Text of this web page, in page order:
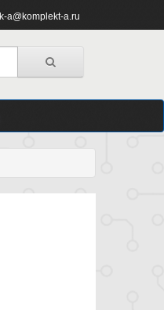
k-a@komplekt-a.ru